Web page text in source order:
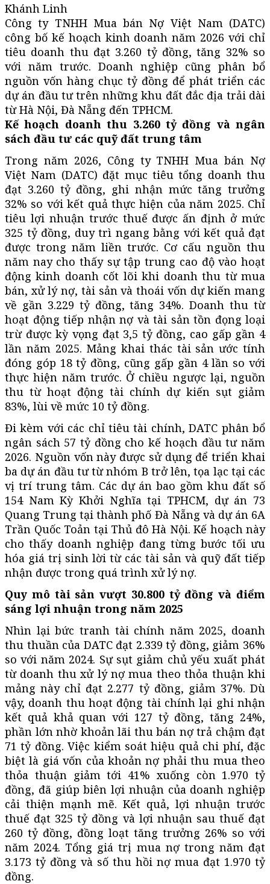
Khánh Linh
Công ty TNHH Mua bán Nợ Việt Nam (DATC)
công bố kế hoạch kinh doanh năm 2026 với chỉ
tiêu doanh thu đạt 3.260 tỷ đồng, tăng 32% so
với năm trước. Doanh nghiệp cũng phân bổ
nguồn vốn hàng chục tỷ đồng để phát triển các
dự án đầu tư trên những khu đất đắc địa trải dài
từ Hà Nội, Đà Nẵng đến TPHCM.
Kế hoạch doanh thu 3.260 tỷ đồng và ngân
sách đầu tư các quỹ đất trung tâm
Trong năm 2026, Công ty TNHH Mua bán Nợ
Việt Nam (DATC) đặt mục tiêu tổng doanh thu
đạt 3.260 tỷ đồng, ghi nhận mức tăng trưởng
32% so với kết quả thực hiện của năm 2025. Chỉ
tiêu lợi nhuận trước thuế được ấn định ở mức
325 tỷ đồng, duy trì ngang bằng với kết quả đạt
được trong năm liền trước. Cơ cấu nguồn thu
năm nay cho thấy sự tập trung cao độ vào hoạt
động kinh doanh cốt lõi khi doanh thu từ mua
bán, xử lý nợ, tài sản và thoái vốn dự kiến mang
về gần 3.229 tỷ đồng, tăng 34%. Doanh thu từ
hoạt động tiếp nhận nợ và tài sản tồn đọng loại
trừ được kỳ vọng đạt 3,5 tỷ đồng, cao gấp gần 4
lần năm 2025. Mảng khai thác tài sản ước tính
đóng góp 18 tỷ đồng, cũng gấp gần 4 lần so với
thực hiện năm trước. Ở chiều ngược lại, nguồn
thu từ hoạt động tài chính dự kiến sụt giảm
83%, lùi về mức 10 tỷ đồng.
Đi kèm với các chỉ tiêu tài chính, DATC phân bổ
ngân sách 57 tỷ đồng cho kế hoạch đầu tư năm
2026. Nguồn vốn này được sử dụng để triển khai
ba dự án đầu tư từ nhóm B trở lên, tọa lạc tại các
vị trí trung tâm. Các dự án bao gồm khu đất số
154 Nam Kỳ Khởi Nghĩa tại TPHCM, dự án 73
Quang Trung tại thành phố Đà Nẵng và dự án 6A
Trần Quốc Toản tại Thủ đô Hà Nội. Kế hoạch này
cho thấy doanh nghiệp đang từng bước tối ưu
hóa giá trị sinh lời từ các tài sản và quỹ đất tiếp
nhận được trong quá trình xử lý nợ.
Quy mô tài sản vượt 30.800 tỷ đồng và điểm
sáng lợi nhuận trong năm 2025
Nhìn lại bức tranh tài chính năm 2025, doanh
thu thuần của DATC đạt 2.339 tỷ đồng, giảm 36%
so với năm 2024. Sự sụt giảm chủ yếu xuất phát
từ doanh thu xử lý nợ mua theo thỏa thuận khi
mảng này chỉ đạt 2.277 tỷ đồng, giảm 37%. Dù
vậy, doanh thu hoạt động tài chính lại ghi nhận
kết quả khả quan với 127 tỷ đồng, tăng 24%,
phần lớn nhờ khoản lãi thu bán nợ trả chậm đạt
71 tỷ đồng. Việc kiểm soát hiệu quả chi phí, đặc
biệt là giá vốn của khoản nợ phải thu mua theo
thỏa thuận giảm tới 41% xuống còn 1.970 tỷ
đồng, đã giúp biên lợi nhuận của doanh nghiệp
cải thiện mạnh mẽ. Kết quả, lợi nhuận trước
thuế đạt 325 tỷ đồng và lợi nhuận sau thuế đạt
260 tỷ đồng, đồng loạt tăng trưởng 26% so với
năm 2024. Tổng giá trị mua nợ trong năm đạt
3.173 tỷ đồng và số thu hồi nợ mua đạt 1.970 tỷ
đồng.